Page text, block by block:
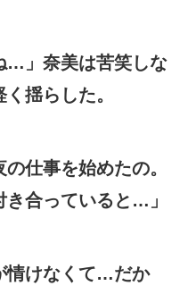
…」奈美は苦笑しな
揺らした。
仕事を始めたの。
合っていると…」
情けなくて…だか